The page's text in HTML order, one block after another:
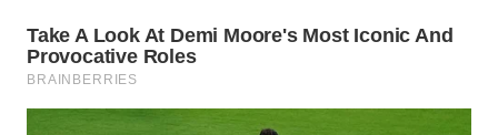
LESUNG
KARO